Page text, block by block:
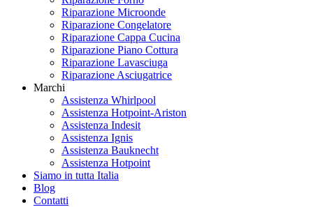
Riparazione Microonde
Riparazione Congelatore
Riparazione Cappa Cucina
Riparazione Piano Cottura
Riparazione Lavasciuga
Riparazione Asciugatrice
Marchi
Assistenza Whirlpool
Assistenza Hotpoint-Ariston
Assistenza Indesit
Assistenza Ignis
Assistenza Bauknecht
Assistenza Hotpoint
Siamo in tutta Italia
Blog
Contatti